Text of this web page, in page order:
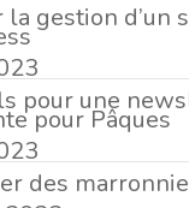
la gestion d’un
pour une
pour Pâques
des